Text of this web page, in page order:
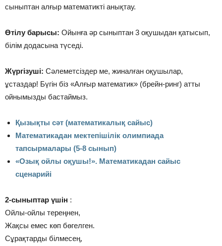
сыныптан алғыр математикті анықтау.
Өтілу барысы: Ойынға әр сыныптан 3 оқушыдан қатысып,
білім додасына түседі.
Жүргізуші: Сәлеметсіздер ме, жиналған оқушылар,
ұстаздар! Бүгін біз «Алғыр математик» (брейн-ринг) атты
ойнымызды бастаймыз.
Қызықты сәт (математикалық сайыс)
Математикадан мектепішілік олимпиада
тапсырмалары (5-8 сынып)
«Озық ойлы оқушы!». Математикадан сайыс
сценарийі
2-сыныптар үшін :
Ойлы-ойлы тереңнен,
Жақсы емес көп бөгелген.
Сұрақтарды білмесең,